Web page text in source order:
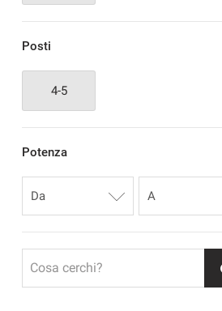
Posti
4-5
Potenza
Cosa cerchi?